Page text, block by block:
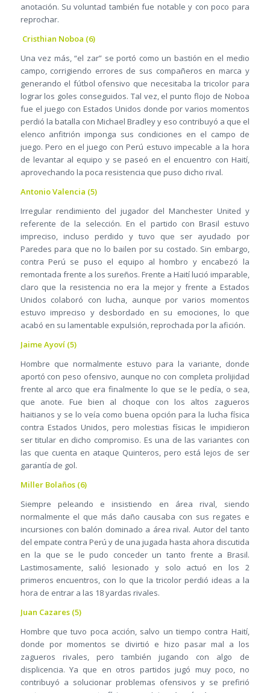
anotación. Su voluntad también fue notable y con poco para
reprochar.
Cristhian Noboa (6)
Una vez más, “el zar” se portó como un bastión en el medio
campo, corrigiendo errores de sus compañeros en marca y
generando el fútbol ofensivo que necesitaba la tricolor para
lograr los goles conseguidos. Tal vez, el punto flojo de Noboa
fue el juego con Estados Unidos donde por varios momentos
perdió la batalla con Michael Bradley y eso contribuyó a que el
elenco anfitrión imponga sus condiciones en el campo de
juego. Pero en el juego con Perú estuvo impecable a la hora
de levantar al equipo y se paseó en el encuentro con Haití,
aprovechando la poca resistencia que puso dicho rival.
Antonio Valencia (5)
Irregular rendimiento del jugador del Manchester United y
referente de la selección. En el partido con Brasil estuvo
impreciso, incluso perdido y tuvo que ser ayudado por
Paredes para que no lo bailen por su costado. Sin embargo,
contra Perú se puso el equipo al hombro y encabezó la
remontada frente a los sureños. Frente a Haití lució imparable,
claro que la resistencia no era la mejor y frente a Estados
Unidos colaboró con lucha, aunque por varios momentos
estuvo impreciso y desbordado en su emociones, lo que
acabó en su lamentable expulsión, reprochada por la afición.
Jaime Ayoví (5)
Hombre que normalmente estuvo para la variante, donde
aportó con peso ofensivo, aunque no con completa prolijidad
frente al arco que era finalmente lo que se le pedía, o sea,
que anote. Fue bien al choque con los altos zagueros
haitianos y se lo veía como buena opción para la lucha física
contra Estados Unidos, pero molestias físicas le impidieron
ser titular en dicho compromiso. Es una de las variantes con
las que cuenta en ataque Quinteros, pero está lejos de ser
garantía de gol.
Miller Bolaños (6)
Siempre peleando e insistiendo en área rival, siendo
normalmente el que más daño causaba con sus regates e
incursiones con balón dominado a área rival. Autor del tanto
del empate contra Perú y de una jugada hasta ahora discutida
en la que se le pudo conceder un tanto frente a Brasil.
Lastimosamente, salió lesionado y solo actuó en los 2
primeros encuentros, con lo que la tricolor perdió ideas a la
hora de entrar a las 18 yardas rivales.
Juan Cazares (5)
Hombre que tuvo poca acción, salvo un tiempo contra Haití,
donde por momentos se divirtió e hizo pasar mal a los
zagueros rivales, pero también jugando con algo de
displicencia. Ya que en otros partidos jugó muy poco, no
contribuyó a solucionar problemas ofensivos y se prefirió